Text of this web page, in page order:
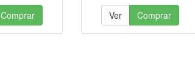
Comprar
Ver
Comprar